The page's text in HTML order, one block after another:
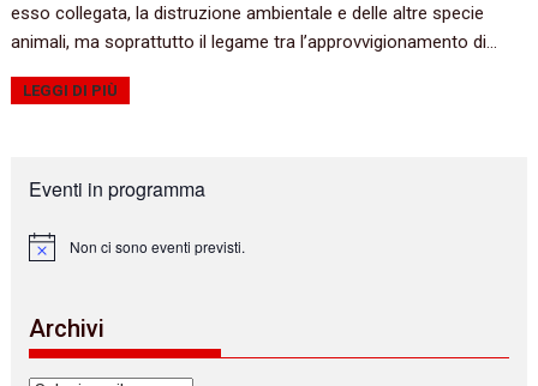
esso collegata, la distruzione ambientale e delle altre specie
animali, ma soprattutto il legame tra l’approvvigionamento di…
LEGGI DI PIÙ
Eventi in programma
N
c
e
Non ci sono eventi previsti.
Archivi